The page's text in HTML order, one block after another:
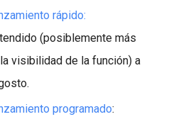
rápido:
(posiblemente más
visibilidad de la función) a
programado: